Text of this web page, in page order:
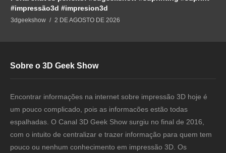
#impressão3d #impresion3d
3dgeekshow 2 DE AGOSTO DE 2026
Sobre o 3D Geek Show
Encontrar informações na internet sobre impressão 3D hoje é
um pouco complicado, pois as informacões estão todas
espalhadas. O Canal 3D Geek Show surgiu no final de 2016,
com o intuito de centralizar e trazer informação para quem tem
pouco ou nenhum conhecimento em impressão 3D. Os